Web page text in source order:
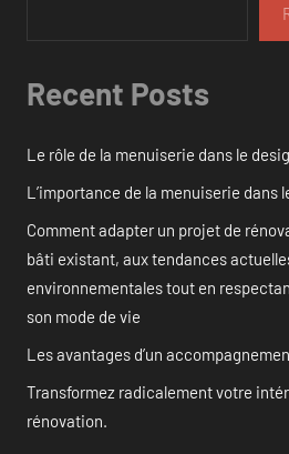
Recent Posts
Le rôle de la menuiserie dans le
L’importance de la menuiserie dans
Comment adapter un projet de
bâti existant, aux tendances
environnementales tout en
son mode de vie
Les avantages d’un
Transformez radicalement votre
rénovation.